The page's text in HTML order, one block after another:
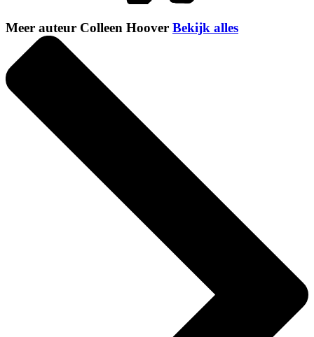
Meer auteur Colleen Hoover Bekijk alles